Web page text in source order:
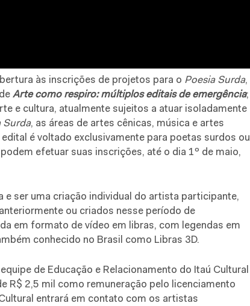
às inscrições de projetos para o Poesia Surda,
Arte como respiro: múltiplos editais de emergência;
e cultura, atualmente sujeitos a atuar isoladamente
Surda, as áreas de artes cênicas, música e artes
é voltado exclusivamente para poetas surdos ou
efetuar suas inscrições, até o dia 1º de maio,
e ser uma criação individual do artista participante,
ou criados nesse período de
em formato de vídeo em libras, com legendas em
conhecido no Brasil como Libras 3D.
de Educação e Relacionamento do Itaú Cultural
R$ 2,5 mil como remuneração pelo licenciamento
entrará em contato com os artistas